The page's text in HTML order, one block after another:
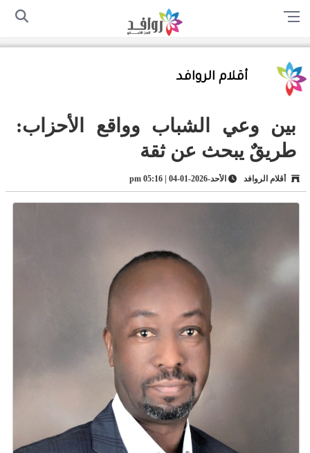
الرئيسية سياسة الخصوصية
أقلام الروافد
بين وعي الشباب وواقع الأحزاب:
طريقٌ يبحث عن ثقة
أقلام الروافد الأحد-2026-01-04 | 05:16 pm